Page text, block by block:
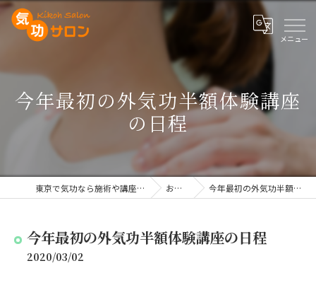
今年最初の外気功半額体験講座
の日程
東京で気功なら施術や講座を行う気功サロン お知らせ 今年最初の外気功半額体験講座の日程
今年最初の外気功半額体験講座の日程
2020/03/02